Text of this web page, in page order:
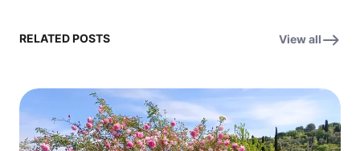
RELATED POSTS View all